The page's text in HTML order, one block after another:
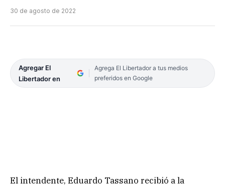
30 de agosto de 2022
Agregar El
Libertador en
Agrega El Libertador a tus medios
preferidos en Google
El intendente, Eduardo Tassano recibió a la